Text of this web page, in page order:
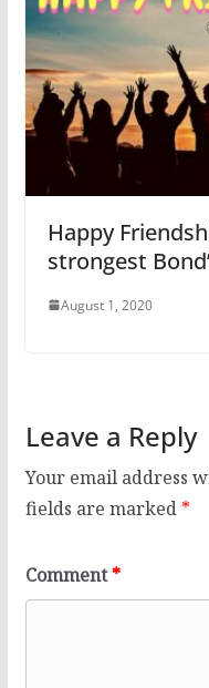
Happy
strongest
August 1, 2020
Leave a Reply
Your email address
fields are marked *
Comment*